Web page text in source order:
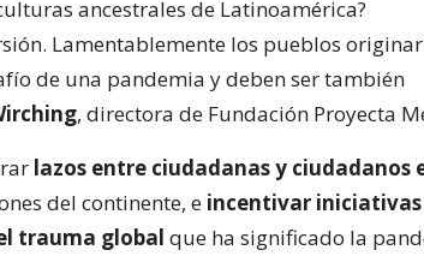
ancestrales de Latinoamérica?
Lamentablemente los pueblos
de una pandemia y deben ser también
, directora de Fundación Proyecta
lazos entre ciudadanas y ciudadanos
del continente, e incentivar iniciativas
trauma global que ha significado la